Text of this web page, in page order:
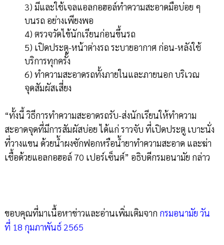
3) มีและใช้เจลแอลกอฮอล์ทำความสะอาดมือบ่อย ๆ
บนรถ อย่างเพียงพอ
4) ตรวจวัดไข้นักเรียนก่อนขึ้นรถ
5) เปิดประตู-หน้าต่างรถ ระบายอากาศ ก่อน-หลังใช้
บริการทุกครั้ง
6) ทำความสะอาดรถทั้งภายในและภายนอก บริเวณ
จุดสัมผัสเสี่ยง
“ทั้งนี้ วิธีการทำความสะอาดรถรับ-ส่งนักเรียนให้ทำความ
สะอาดจุดที่มีการสัมผัสบ่อย ได้แก่ ราวจับ ที่เปิดประตู เบาะนั่ง
ที่วางแขน ด้วยน้ำผงซักฟอกหรือน้ำยาทำความสะอาด และฆ่า
เชื้อด้วยแอลกอฮอล์ 70 เปอร์เซ็นต์” อธิบดีกรมอนามัย กล่าว
ขอบคุณที่มาเนื้อหาข่าวและอ่านเพิ่มเติมจาก กรมอนามัย วัน
ที่ 18 กุมภาพันธ์ 2565